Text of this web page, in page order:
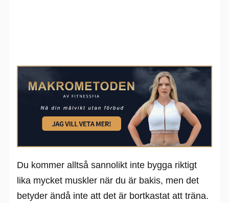
Du kommer alltså sannolikt inte bygga riktigt
lika mycket muskler när du är bakis, men det
betyder ändå inte att det är bortkastat att träna.